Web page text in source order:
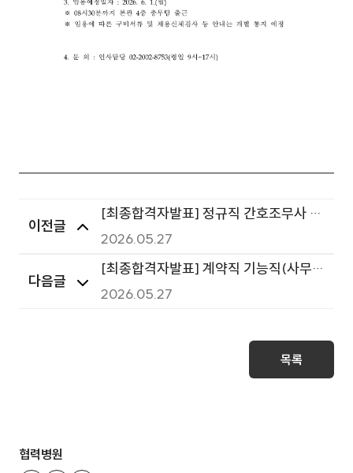
이전글
[최종합격자발표] 정규직 간호조무사 최
종합격자 발표
2026.05.27
다음글
[최종합격자발표] 계약직 기능직(사무보
조원) 최종합격자 발표
2026.05.27
목록
협력병원